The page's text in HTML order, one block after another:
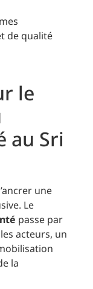
de qualité
le
au Sri
une
Le
passe par
acteurs, un
la